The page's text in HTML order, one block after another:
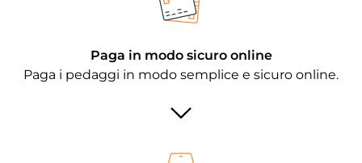
Paga in modo sicuro online
Paga i pedaggi in modo semplice e sicuro online.